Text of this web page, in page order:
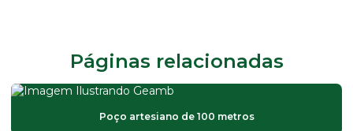
Bomba submersa industrial
Bomba submersa para lago
Bomba submersa manutenção
Páginas relacionadas
Poço artesiano de 100 metros